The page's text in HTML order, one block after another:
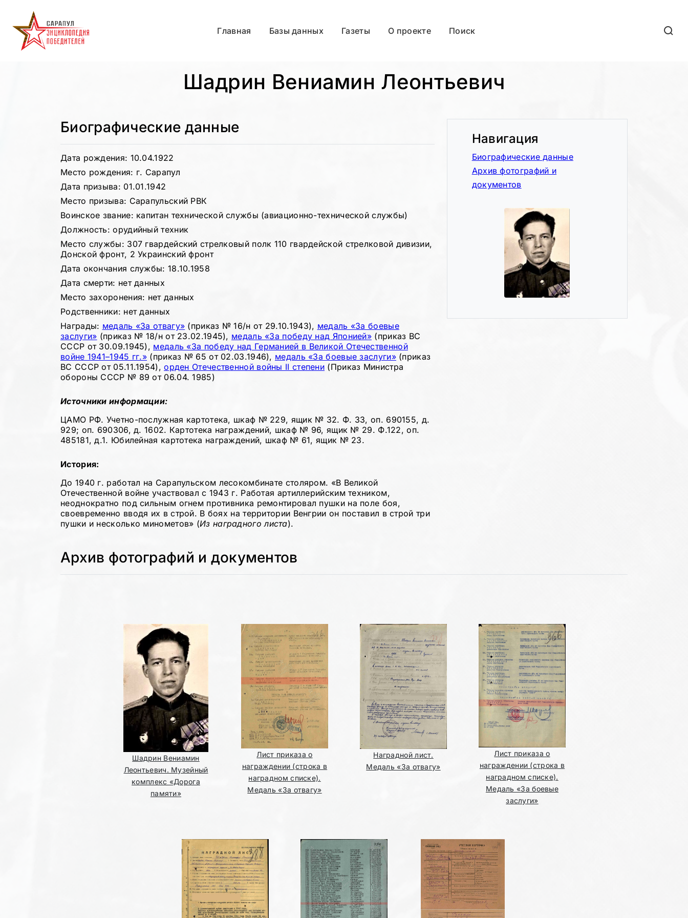
Главная Базы данных Газеты О проекте Поиск
Шадрин Вениамин Леонтьевич
Биографические данные
Дата рождения: 10.04.1922
Место рождения: г. Сарапул
Дата призыва: 01.01.1942
Место призыва: Сарапульский РВК
Воинское звание: капитан технической службы (авиационно-технической службы)
Должность: орудийный техник
Место службы: 307 гвардейский стрелковый полк 110 гвардейской стрелковой дивизии,
Донской фронт, 2 Украинский фронт
Дата окончания службы: 18.10.1958
Дата смерти: нет данных
Место захоронения: нет данных
Родственники: нет данных
Награды: медаль «За отвагу» (приказ № 16/н от 29.10.1943), медаль «За боевые
заслуги» (приказ № 18/н от 23.02.1945), медаль «За победу над Японией» (приказ ВС
СССР от 30.09.1945), медаль «За победу над Германией в Великой Отечественной
войне 1941–1945 гг.» (приказ № 65 от 02.03.1946), медаль «За боевые заслуги»(приказ
ВС СССР от 05.11.1954),орден Отечественной войны II степени (Приказ Министра
обороны СССР № 89 от 06.04. 1985)
Источники информации:
ЦАМО РФ. Учетно-послужная картотека, шкаф № 229, ящик № 32. Ф. 33, оп. 690155, д.
929; оп. 690306, д. 1602. Картотека награждений, шкаф № 96, ящик № 29. Ф.122, оп.
485181, д.1. Юбилейная картотека награждений, шкаф № 61, ящик № 23.
История:
До 1940 г. работал на Сарапульском лесокомбинате столяром. «В Великой
Отечественной войне участвовал с 1943 г. Работая артиллерийским техником,
неоднократно под сильным огнем противника ремонтировал пушки на поле боя,
своевременно вводя их в строй. В боях на территории Венгрии он поставил в строй три
пушки и несколько минометов» (Из наградного листа).
Навигация
Биографические данные
Архив фотографий и
документов
Архив фотографий и документов
Шадрин Вениамин
Леонтьевич. Музейный
комплекс «Дорога
памяти»
Лист приказа о
награждении (строка в
наградном списке).
Медаль «За отвагу»
Наградной лист.
Медаль «За отвагу»
Лист приказа о
награждении (строка в
наградном списке).
Медаль «За боевые
заслуги»